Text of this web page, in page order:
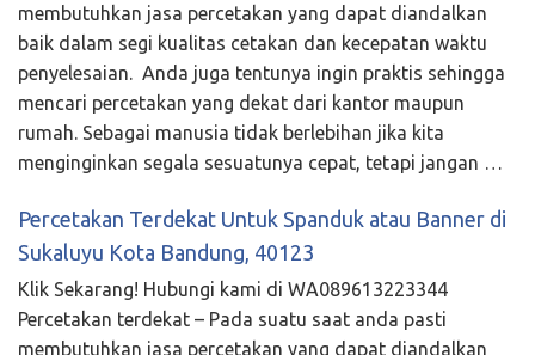
membutuhkan jasa percetakan yang dapat diandalkan
baik dalam segi kualitas cetakan dan kecepatan waktu
penyelesaian. Anda juga tentunya ingin praktis sehingga
mencari percetakan yang dekat dari kantor maupun
rumah. Sebagai manusia tidak berlebihan jika kita
menginginkan segala sesuatunya cepat, tetapi jangan …
Percetakan Terdekat Untuk Spanduk atau Banner di
Sukaluyu Kota Bandung, 40123
Klik Sekarang! Hubungi kami di WA089613223344
Percetakan terdekat – Pada suatu saat anda pasti
membutuhkan jasa percetakan yang dapat diandalkan